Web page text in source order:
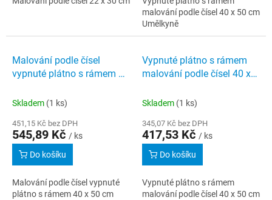
malování podle čísel 40 x 50 cm
Umělkyně
Malování podle čísel
vypnuté plátno s rámem 40
a žena s kufrem
Skladem (1 ks)
451,15 Kč bez DPH
545,89 Kč / ks
Do košíku
Malování podle čísel vypnuté
plátno s rámem 40 x 50 cm
Vypnuté plátno s rámem
malování podle čísel 40 x
Skladem (1 ks)
345,07 Kč bez DPH
417,53 Kč / ks
Do košíku
Vypnuté plátno s rámem
malování podle čísel 40 x 50 cm